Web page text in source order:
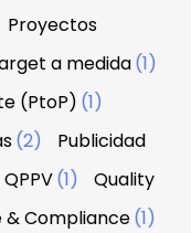
Proyectos
a medida(1)
(PtoP) (1)
(2)
Publicidad
QPPV(1)
Quality
& Compliance(1)